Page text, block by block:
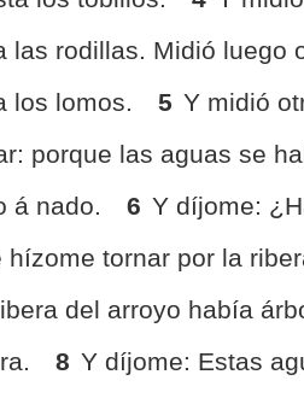
las rodillas. Midió luego
los lomos.
5 Y midió
porque las aguas se
á nado.
6 Y díjome:
tornar por la
del arroyo había
8 Y díjome: Estas